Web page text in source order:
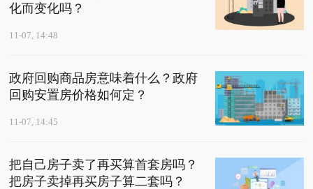
化而变化吗？
11-07, 14:48
政府回购商品房意味着什么？政府
回购安置房价格如何定？
11-07, 14:45
把自己房子卖了再买算首套房吗？
把房子卖掉再买房子算二套吗？